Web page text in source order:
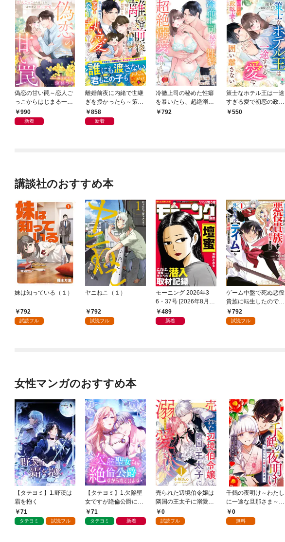
偽恋の甘い罠～恋人ご
っこからはじまる一途
な彼の独占蜜愛～
990
新着
離婚前夜に内緒で世継
ぎを授かったら～策士
な御曹司はママとベビ
ーを執愛で守り離さな
858
新着
冷徹上司の秘めた性癖
を暴いたら、超絶溺愛
で蕩けさせられました
792
策士なホテル王は一途
すぎる愛で初恋の政略
妻を囲い離さない
550
講談社のおすすめ本
妹は知っている（１）
792
試読フル
ヤニねこ（１）
792
試読フル
モーニング 2026年3
6・37号 [2026年8月6
日発売]
489
新着
ゲーム中盤で死ぬ悪役
貴族に転生したので、
外れスキル【テイム】
を駆使して最強を目指
792
試読フル
女性マンガのおすすめ本
【タテヨミ】1.野茨は
霜を抱く
71
タテヨミ 試読フル
【タテヨミ】1.欠陥聖
女ですが絶倫公爵にす
がられています
71
タテヨミ 新着
売られた辺境伯令嬢は
隣国の王太子に溺愛さ
れる 1
0
試読フル
千鶴の夜明け～わたし
に一途な旦那さま～
【分冊版】 1話「北条
家の生贄（１）」
0
無料